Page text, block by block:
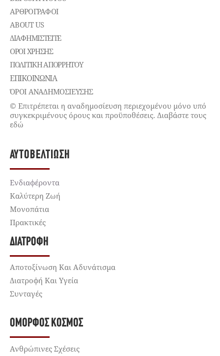
ΑΡΘΡΟΓΡΑΦΟΙ
ABOUT US
ΔΙΑΦΗΜΙΣΤΕΊΤΕ
ΌΡΟΙ ΧΡΉΣΗΣ
ΠΟΛΙΤΙΚΉ ΑΠΟΡΡΉΤΟΥ
ΕΠΙΚΟΙΝΩΝΊΑ
ΌΡΟΙ ΑΝΑΔΗΜΟΣΙΕΥΣΗΣ
© Επιτρέπεται η αναδημοσίευση περιεχομένου μόνο υπό
συγκεκριμένους όρους και προϋποθέσεις. Διαβάστε τους
εδώ
ΑΥΤΟΒΕΛΤΊΩΣΗ
Ενδιαφέροντα
Καλύτερη Ζωή
Μονοπάτια
Πρακτικές
ΔΙΑΤΡΟΦΉ
Αποτοξίνωση Και Αδυνάτισμα
Διατροφή Και Υγεία
Συνταγές
ΌΜΟΡΦΟΣ ΚΌΣΜΟΣ
Ανθρώπινες Σχέσεις